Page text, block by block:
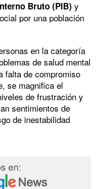
Bruto (PIB) y
por una población
en la categoría
de salud mental
falta de compromiso
se magnifica el
de frustración y
sentimientos de
de inestabilidad